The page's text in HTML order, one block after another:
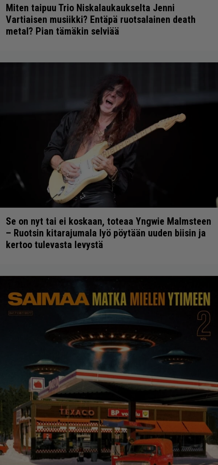
Miten taipuu Trio Niskalaukaukselta Jenni
Vartiaisen musiikki? Entäpä ruotsalainen death
metal? Pian tämäkin selviää
Se on nyt tai ei koskaan, toteaa Yngwie Malmsteen
– Ruotsin kitarajumala lyö pöytään uuden biisin ja
kertoo tulevasta levystä